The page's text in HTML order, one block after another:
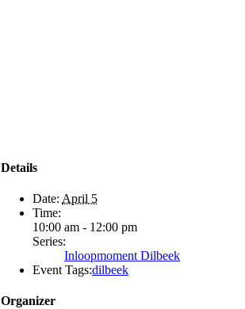
Details
Date: April 5
Time:
10:00 am - 12:00 pm
Series:
Inloopmoment Dilbeek
Event Tags:dilbeek
Organizer